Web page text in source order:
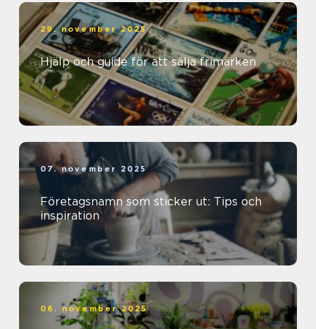
29. november 2025
Hjälp och guide för att sälja frimärken
07. november 2025
Företagsnamn som sticker ut: Tips och
inspiration
06. november 2025